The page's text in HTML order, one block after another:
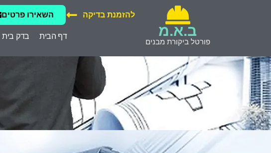
ב.א.מ
פורטל ביקורת מבנים
להזמנת בדיקה השאירו פרטים
דף הבית בדק בית